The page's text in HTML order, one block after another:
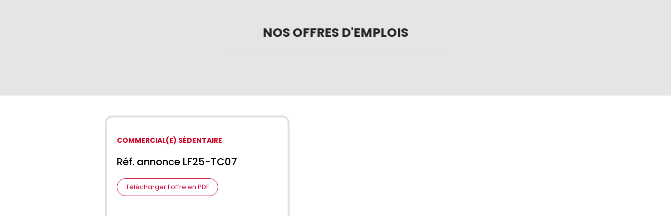
NOS OFFRES D'EMPLOIS
COMMERCIAL(E) SÉDENTAIRE
Réf. annonce LF25-TC07
Télécharger l'offre en PDF